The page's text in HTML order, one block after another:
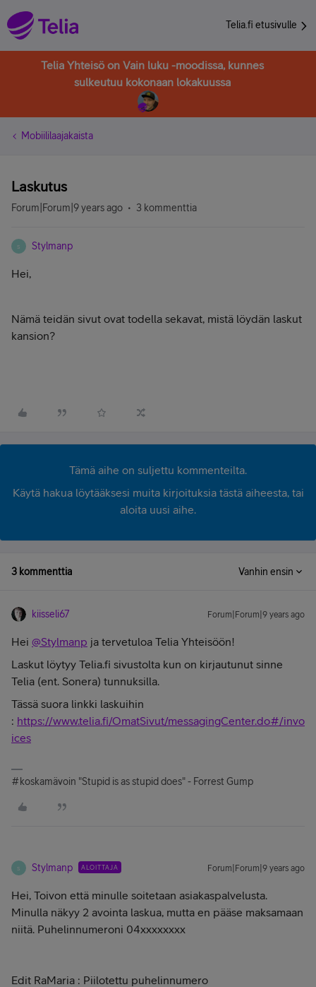
Telia.fi etusivulle
Telia Yhteisö on Vain luku -moodissa, kunnes
sulkeutuu kokonaan lokakuussa
Mobiililaajakaista
Laskutus
Forum|Forum|9 years ago 3 kommenttia
S Stylmanp
Hei,
Nämä teidän sivut ovat todella sekavat, mistä löydän laskut
kansion?
Tämä aihe on suljettu kommenteilta.
Käytä hakua löytääksesi muita kirjoituksia tästä aiheesta, tai
aloita uusi aihe.
3 kommenttia Vanhin ensin
kiisseli67 Forum|Forum|9 years ago
Hei @Stylmanp ja tervetuloa Telia Yhteisöön!
Laskut löytyy Telia.fi sivustolta kun on kirjautunut sinne
Telia (ent. Sonera) tunnuksilla.
Tässä suora linkki laskuihin
: https://www.telia.fi/OmatSivut/messagingCenter.do#/invo
ices
#koskamävoin "Stupid is as stupid does" - Forrest Gump
S Stylmanp ALOITTAJA Forum|Forum|9 years ago
Hei, Toivon että minulle soitetaan asiakaspalvelusta.
Minulla näkyy 2 avointa laskua, mutta en pääse maksamaan
niitä. Puhelinnumeroni 04xxxxxxxx
Edit RaMaria : Piilotettu puhelinnumero